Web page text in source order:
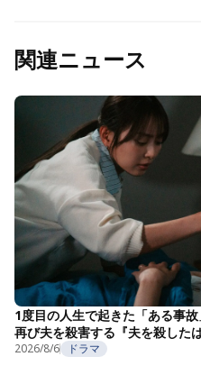
関連ニュース
1度目の人生で起きた「ある事
再び夫を殺害する『夫を殺した
2026/8/6 ドラマ